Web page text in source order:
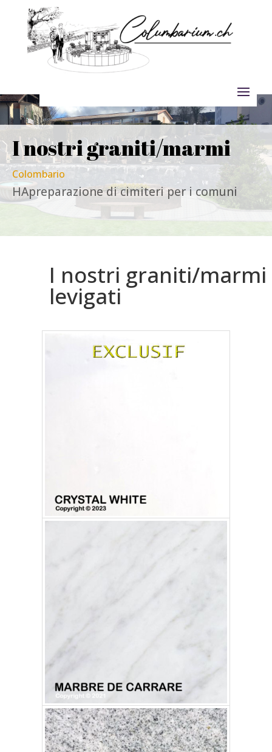
I nostri graniti/marmi
Colombario
HApreparazione di cimiteri per i comuni
I nostri graniti/marmi
levigati